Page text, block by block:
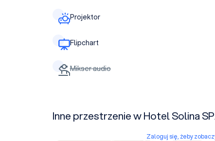
Projektor
Flipchart
Mikser audio
Inne przestrzenie w Hotel Solina
Zaloguj się, żeby